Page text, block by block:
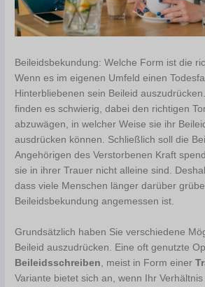
Beileidsbekundung: Welche Form ist die
Wenn es im eigenen Umfeld einen
Hinterbliebenen sein Beileid
finden es schwierig, dabei den richtigen
abzuwägen, in welcher Weise sie ihr
ausdrücken können. Schließlich soll die
Angehörigen des Verstorbenen Kraft
sie in ihrer Trauer nicht alleine sind.
dass viele Menschen länger darüber
Beileidsbekundung angemessen ist.
Grundsätzlich haben Sie verschiedene
Beileid auszudrücken. Eine oft genutzte
Beileidsschreiben , meist in Form einer
Variante bietet sich an, wenn Ihr Verhältnis